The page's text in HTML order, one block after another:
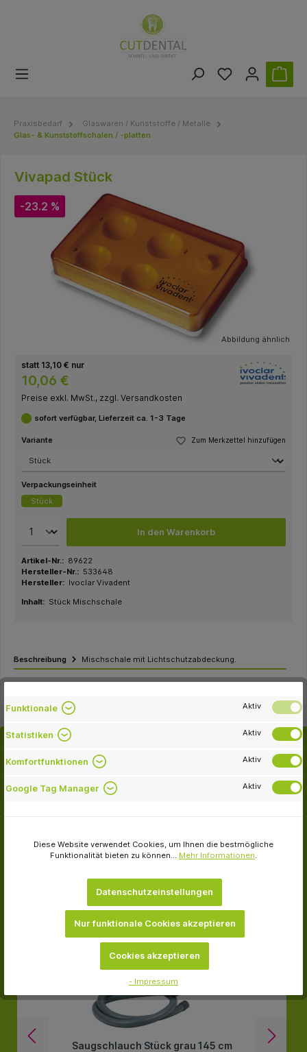
Praxisbedarf
Glaswaren / Kunststoffe / Metalle
Glas- & Kunststoffschalen / -platten
Vivapad Stück
-23.2 %
Abbildung ähnlich
statt 13,10 € nur
10,06 €
Preise exkl. MwSt., zzgl. Versandkosten
sofort verfügbar, Lieferzeit ca. 1-3 Tage
Zum Merkzettel hinzufügen
Variante
Verpackungseinheit
Stück
In den Warenkorb
Artikel-Nr.: 89622
Hersteller-Nr.: 533648
Hersteller: Ivoclar Vivadent
Inhalt: Stück Mischschale
Beschreibung Mischschale mit Lichtschutzabdeckung.
Kunden kauften auch
-25.7 %
Saugschlauch Stück grau 145 cm
Funktionale Aktiv
Statistiken Aktiv
Komfortfunktionen Aktiv
Google Tag Manager Aktiv
Diese Website verwendet Cookies, um Ihnen die bestmögliche
Funktionalität bieten zu können... Mehr Informationen.
Datenschutzeinstellungen
Nur funktionale Cookies akzeptieren
Cookies akzeptieren
- Impressum